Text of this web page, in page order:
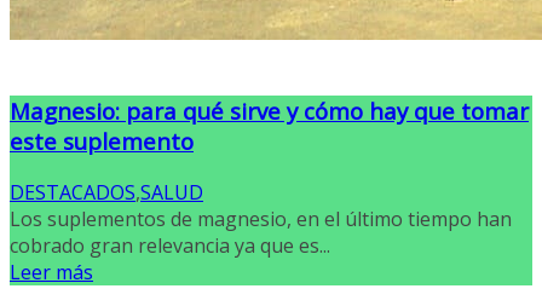
Magnesio: para qué sirve y cómo hay que tomar
este suplemento
DESTACADOS,SALUD
Los suplementos de magnesio, en el último tiempo han
cobrado gran relevancia ya que es...
Leer más